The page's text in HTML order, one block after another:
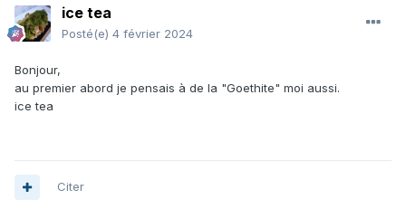
ice tea
Posté(e) 4 février 2024
Bonjour,
au premier abord je pensais à de la "Goethite" moi aussi.
ice tea
Citer